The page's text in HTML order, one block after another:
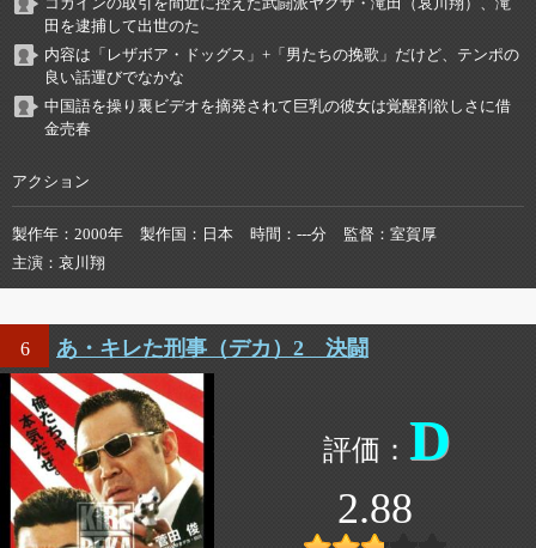
コカインの取引を間近に控えた武闘派ヤクザ・滝田（哀川翔）、滝
田を逮捕して出世のた
内容は「レザボア・ドッグス」+「男たちの挽歌」だけど、テンポの
良い話運びでなかな
中国語を操り裏ビデオを摘発されて巨乳の彼女は覚醒剤欲しさに借
金売春
アクション
製作年 2000年 製作国 日本 時間 ---分 監督
室賀厚
主演
哀川翔
6 あ・キレた刑事（デカ）2 決闘
D
2.88